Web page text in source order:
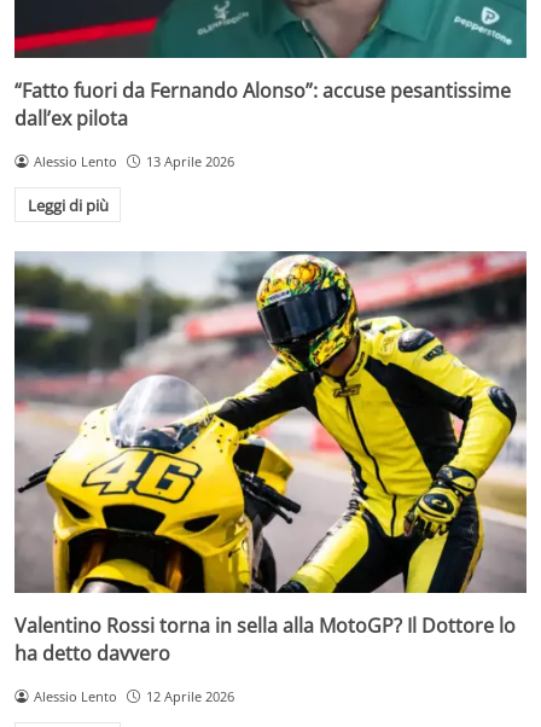
“Fatto fuori da Fernando Alonso”: accuse pesantissime
dall’ex pilota
Alessio Lento 13 Aprile 2026
Leggi di più
Valentino Rossi torna in sella alla MotoGP? Il Dottore lo
ha detto davvero
Alessio Lento 12 Aprile 2026